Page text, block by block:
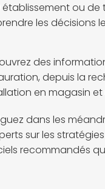
établissement ou
les décisions
des
depuis la
en magasin
dans les
sur les
recommandés